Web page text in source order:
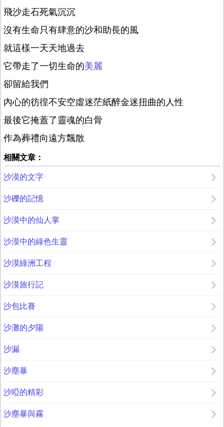
飛沙走石死氣沉沉
沒有生命只有肆意的沙和助長的風
就這樣一天天地過去
它帶走了一切生命的美麗
卻留給我們
內心的彷徨不安空虛迷茫紙醉金迷扭曲的人性
最後它掩蓋了靈魂的白骨
作為葬禮向遠方飄散
相關文章：
沙漠的文字
沙礫的記憶
沙漠中的仙人掌
沙漠中的綠色生靈
沙漠綠洲工程
沙漠旅行記
沙包比賽
沙灘的夕陽
沙漏
沙塵暴
沙啞的精彩
沙塵暴與霧